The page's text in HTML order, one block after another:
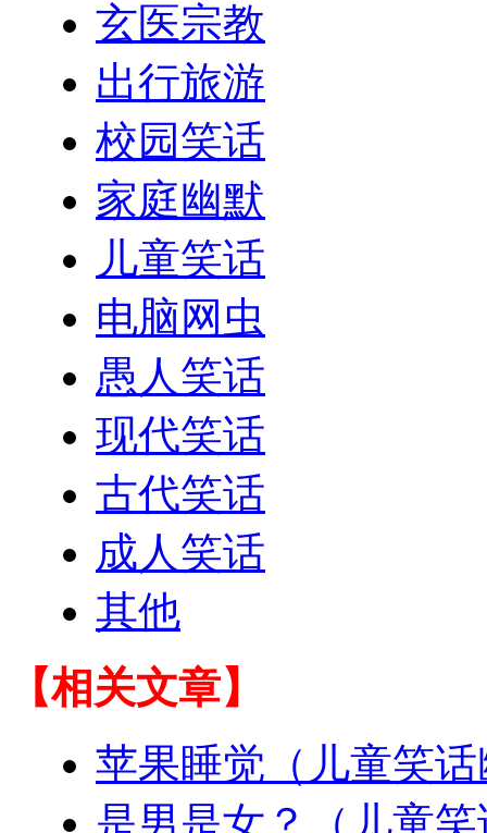
玄医宗教
出行旅游
校园笑话
家庭幽默
儿童笑话
电脑网虫
愚人笑话
现代笑话
古代笑话
成人笑话
其他
【相关文章】
苹果睡觉（儿童笑
是男是女？（儿童